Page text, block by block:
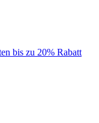
bis zu 20% Rabatt